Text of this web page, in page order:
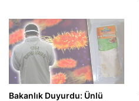
Bakanlık Duyurdu: Ünlü